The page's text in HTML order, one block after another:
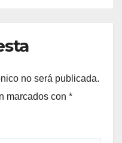
no será publicada.
marcados con *